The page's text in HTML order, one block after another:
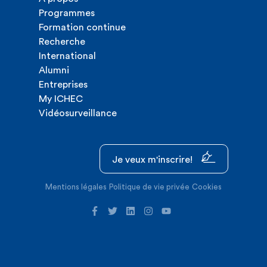
Programmes
Formation continue
Recherche
International
Alumni
Entreprises
My ICHEC
Vidéosurveillance
Je veux m'inscrire!
Mentions légales Politique de vie privée Cookies